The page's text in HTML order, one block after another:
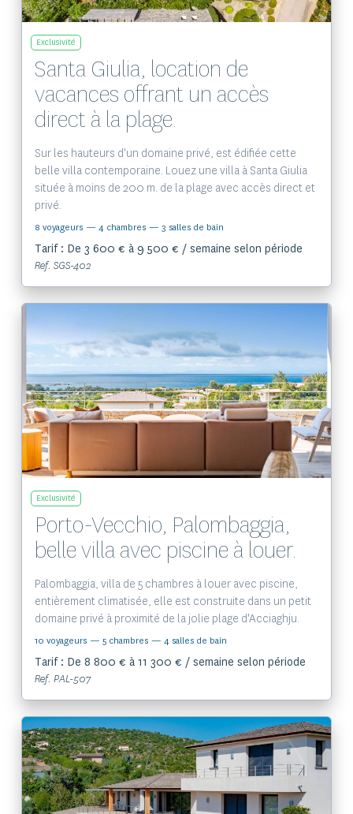
Exclusivité
Santa Giulia, location de
vacances offrant un accès
direct à la plage.
Sur les hauteurs d'un domaine privé, est édifiée cette
belle villa contemporaine. Louez une villa à Santa Giulia
située à moins de 200 m. de la plage avec accès direct et
privé.
8 voyageurs — 4 chambres — 3 salles de bain
Tarif : De 3 600 € à 9 500 € / semaine selon période
Ref. SGS-402
Voir le bien
Exclusivité
Porto-Vecchio, Palombaggia,
belle villa avec piscine à louer.
Palombaggia, villa de 5 chambres à louer avec piscine,
entièrement climatisée, elle est construite dans un petit
domaine privé à proximité de la jolie plage d'Acciaghju.
10 voyageurs — 5 chambres — 4 salles de bain
Tarif : De 8 800 € à 11 300 € / semaine selon période
Ref. PAL-507
Voir le bien